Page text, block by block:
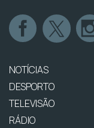
NOTÍCIAS
DESPORTO
TELEVISÃO
RÁDIO